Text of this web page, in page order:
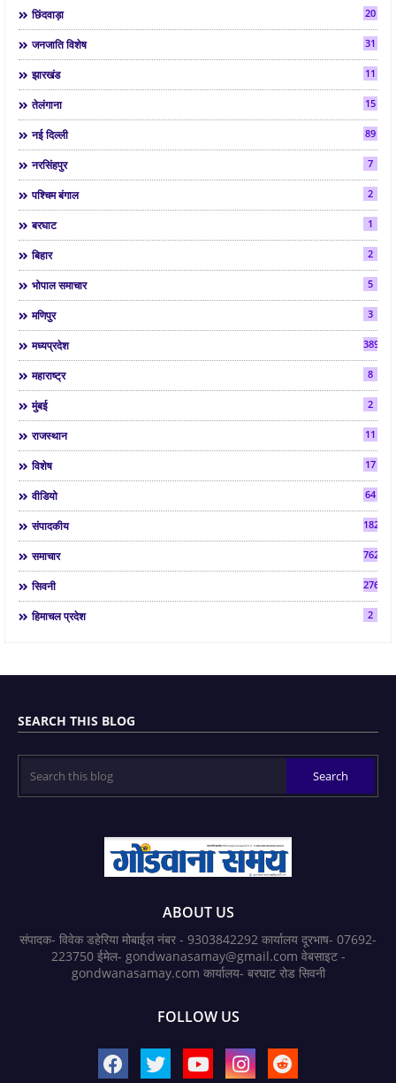
छिंदवाड़ा 20
जनजाति विशेष 31
झारखंड 11
तेलंगाना 15
नई दिल्ली 89
नरसिंहपुर 7
पश्चिम बंगाल 2
बरघाट 1
बिहार 2
भोपाल समाचार 5
मणिपुर 3
मध्यप्रदेश 3892
महाराष्ट्र 8
मुंबई 2
राजस्थान 11
विशेष 17
वीडियो 64
संपादकीय 182
समाचार 7624
सिवनी 2763
हिमाचल प्रदेश 2
SEARCH THIS BLOG
ABOUT US
संपादक- विवेक डहेरिया मोबाईल नंबर - 9303842292 कार्यालय दूरभाष- 07692-
223750 ईमेल- gondwanasamay@gmail.com वेबसाइट -
gondwanasamay.com कार्यालय- बरघाट रोड सिवनी
FOLLOW US